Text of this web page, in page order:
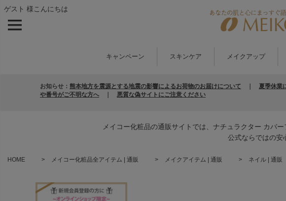
ゲスト 様こんにちは
キャンペーン スキンケア メイクアップ
お知らせ： 熊本地方を震源とする地震の影響によるお荷物のお届けについて 夏季休業
や番号がご不明な方へ
悪質な偽サイトにご注意ください
メイコー化粧品の通販サイトでは、ナチュラクター カバ
公式ならではの安
HOME メイコー化粧品全アイテム | 通販 メイクアイテム | 通販 ネイル | 通販